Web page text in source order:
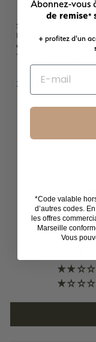
Savon solide parfumé
Lait d'ânesse - Au
de karité bio 125g
3,00€
3
,
0
Abonnez-vous
de remise*
+ profitez d'un
*Code valable
d’autres codes.
les offres
Marseille
Vous